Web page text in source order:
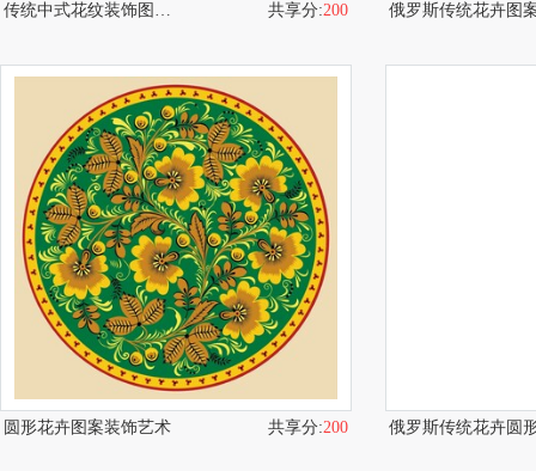
传统中式花纹装饰图案集 共享分:200
圆形花卉图案装饰艺术 共享分:200